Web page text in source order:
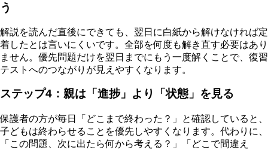
う
解説を読んだ直後にできても、翌日に白紙から解けなければ定
着したとは言いにくいです。全部を何度も解き直す必要はあり
ません。優先問題だけを翌日までにもう一度解くことで、復習
テストへのつながりが見えやすくなります。
ステップ4：親は「進捗」より「状態」を見る
保護者の方が毎日「どこまで終わった？」と確認していると、
子どもは終わらせることを優先しやすくなります。代わりに、
「この問題、次に出たら何から考える？」「どこで間違え